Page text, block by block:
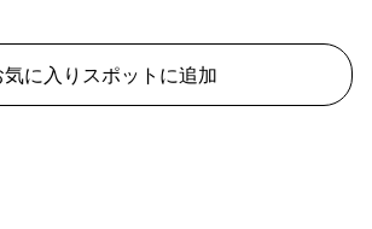
ー
伊豆ワーケーション
気に入りスポットに追加